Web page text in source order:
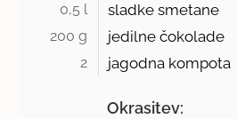
0,5 l sladke smetane
200 g jedilne čokolade
2 jagodna kompota
Okrasitev: